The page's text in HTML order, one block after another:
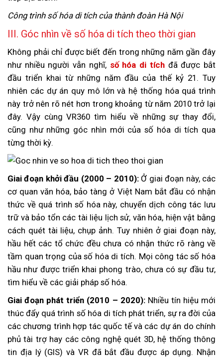
Công trình số hóa di tích của thành đoàn Hà Nội
III. Góc nhìn về số hóa di tích theo thời gian
Không phải chỉ được biết đến trong những năm gần đây
như nhiều người vẫn nghĩ, số hóa di tíchđã được bắt
đầu triển khai từ những năm đầu của thế kỷ 21. Tuy
nhiên các dự án quy mô lớn và hệ thống hóa quá trình
này trở nên rõ nét hơn trong khoảng từ năm 2010 trở lại
đây. Vậy cùng VR360 tìm hiểu về những sự thay đổi,
cũng như những góc nhìn mới của số hóa di tích qua
từng thời kỳ.
Giai đoạn khởi đầu (2000 – 2010):Ở giai đoạn này, các
cơ quan văn hóa, bảo tàng ở Việt Nam bắt đầu có nhận
thức về quá trình số hóa này, chuyển dịch công tác lưu
trữ và bảo tổn các tài liệu lịch sử, văn hóa, hiện vật bằng
cách quét tài liệu, chụp ảnh. Tuy nhiên ở giai đoạn này,
hầu hết các tổ chức đều chưa có nhận thức rõ ràng về
tầm quan trọng của số hóa di tích. Mọi công tác số hóa
hầu như được triển khai phong trào, chưa có sự đầu tư,
tìm hiểu về các giải pháp số hóa.
Giai đoạn phát triển (2010 – 2020):Nhiều tín hiệu mới
thúc đẩy quá trình số hóa di tích phát triển, sự ra đời của
các chương trình hợp tác quốc tế và các dự án do chính
phủ tài trợ hay các công nghệ quét 3D, hệ thống thông
tin địa lý (GIS) và VR đã bắt đầu được áp dụng. Nhận